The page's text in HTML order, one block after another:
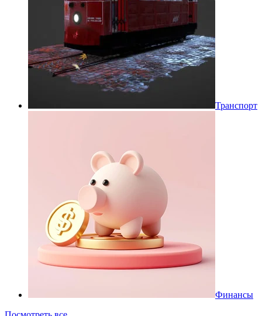
Транспорт
Финансы